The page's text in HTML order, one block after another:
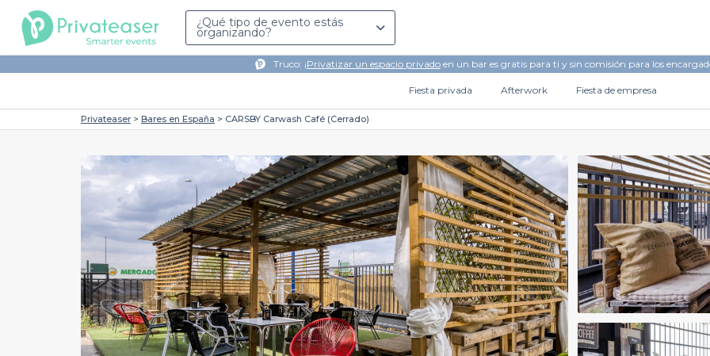
¿Qué tipo de evento estás
organizando?
Truco: ¡Privatizar un espacio privadoen un bar es gratis para ti y sin comisión para los
Fiesta privada Afterwork Fiesta de empresa
Privateaser Bares en España CARSBY Carwash Café (Cerrado)